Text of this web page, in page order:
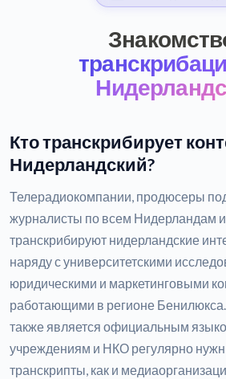
Кто транскрибирует
Нидерландский?
Телерадиокомпании, продюсеры
журналисты по всем Нидерландам
транскрибируют нидерландские
наряду с университетскими
юридическими и маркетинговыми
работающими в регионе
также является официальным
учреждениям и НКО регулярно
транскрипты, как и